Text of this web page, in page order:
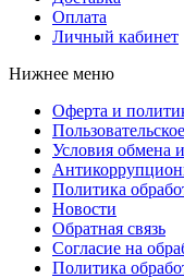
Оплата
Личный кабинет
Нижнее меню
Оферта и
Условия обмена
Политика
Новости
Обратная связь
Согласие на
Политика